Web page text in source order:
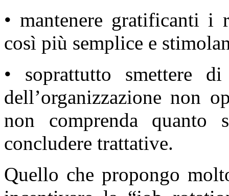
• mantenere gratificanti i
così più semplice e
• soprattutto smettere
dell’organizzazione non
non comprenda quanto
concludere trattative.
Quello che propongo